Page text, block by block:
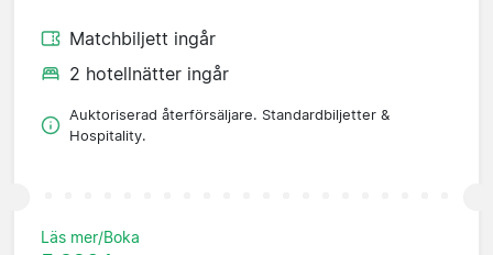
Matchbiljett ingår
2 hotellnätter ingår
Auktoriserad återförsäljare. Standardbiljetter &
Hospitality.
Läs mer/Boka